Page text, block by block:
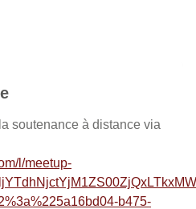
soutenance à distance via
l/meetup-
b475-